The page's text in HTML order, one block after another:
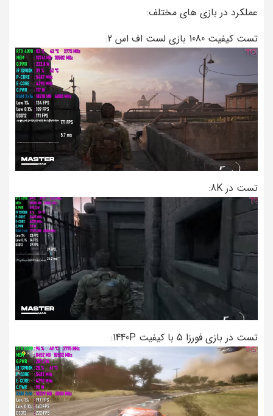
عملکرد در بازی های مختلف:
تست کیفیت 1080 بازی لست اف اس 2:
تست در 8K:
تست در بازی فورزا 5 با کیفیت 1440P: